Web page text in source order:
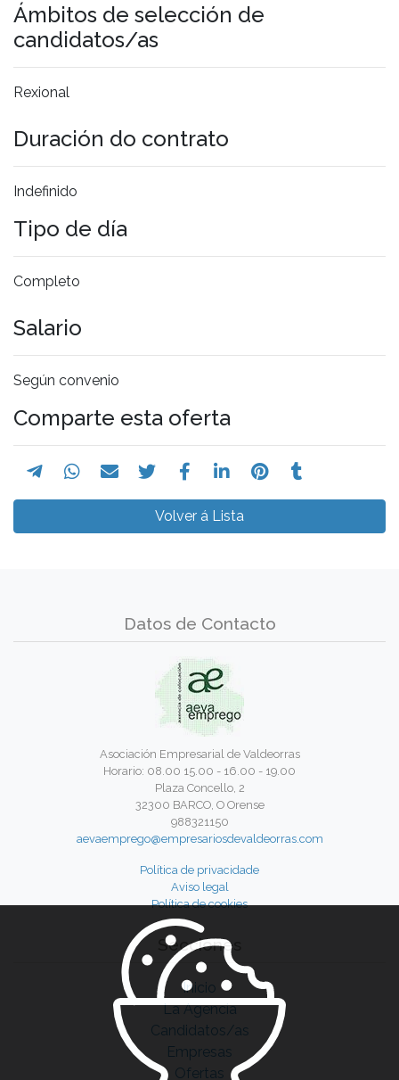
Ámbitos de selección de
candidatos/as
Rexional
Duración do contrato
Indefinido
Tipo de día
Completo
Salario
Según convenio
Comparte esta oferta
Volver á Lista
Datos de Contacto
Asociación Empresarial de Valdeorras
Horario: 08.00 15.00 - 16.00 - 19.00
Plaza Concello, 2
32300 BARCO, O Orense
988321150
aevaemprego@empresariosdevaldeorras.com
Política de privacidade
Aviso legal
Política de cookies
Secciones
Inicio
La Agencia
Candidatos/as
Empresas
Ofertas